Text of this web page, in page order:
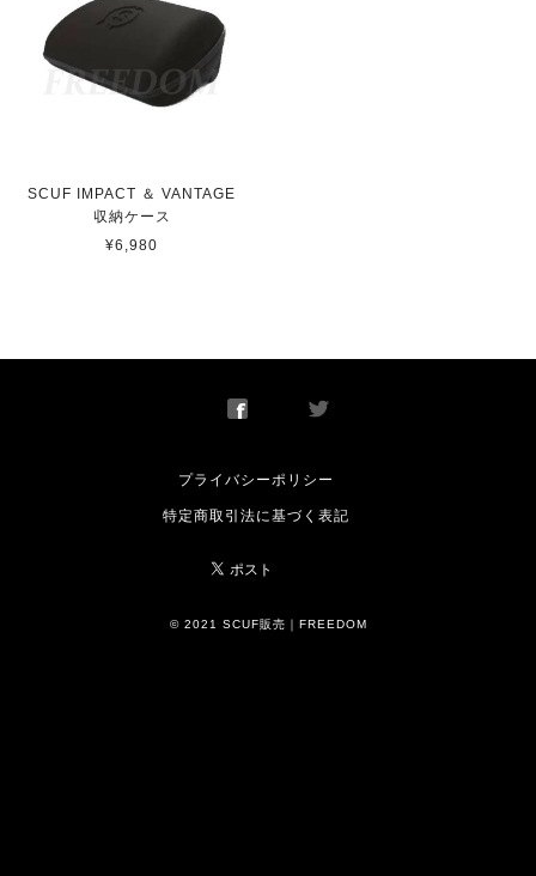
い合わせからのご返信、商品の発送もスピーディーで非常
に嬉しく思っています。 不具合の際は修理も受け付けて
くれると言う事で、今後も安心して使用出来ます。 かな
り良心的なショップだと思います。
即日発送
2022/05/24
2021/08/06
SCUF IMPACT ＆ VANTAGE
収納ケース
¥6,980
プライバシーポリシー
特定商取引法に基づく表記
© 2021 SCUF販売｜FREEDOM